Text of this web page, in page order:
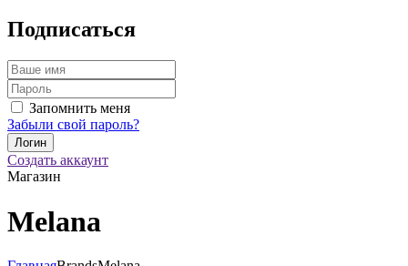
Подписаться
Запомнить меня
Забыли свой пароль?
Создать аккаунт
Магазин
Melana